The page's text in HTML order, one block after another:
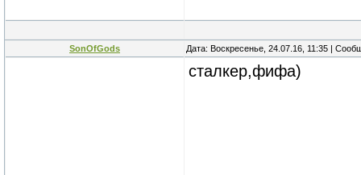
SonOfGods Дата: Воскресенье, 24.07.16, 11:35 |
сталкер,фифа)